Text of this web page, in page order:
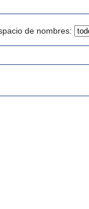
de nombres: